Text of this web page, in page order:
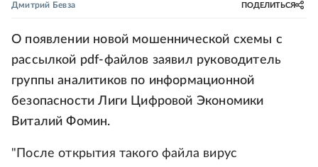
Дмитрий Бевза ПОДЕЛИТЬСЯ
О появлении новой мошеннической схемы с
рассылкой pdf-файлов заявил руководитель
группы аналитиков по информационной
безопасности Лиги Цифровой Экономики
Виталий Фомин.
"После открытия такого файла вирус